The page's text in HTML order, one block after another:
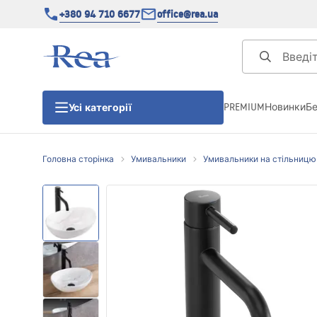
+380 94 710 6677 office@rea.ua
Усі категорії
Душові лінійні зливи
PREMIUMНовинки
Головна сторінка Умивальники Умивальники на стільницю